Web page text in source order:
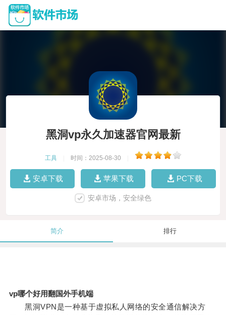
黑洞vp永久加速器官网最新
工具 时间：2025-08-30
安卓下载 苹果下载 PC下载
安卓市场，安全绿色
简介 排行
vp哪个好用翻国外手机端
黑洞VPN是一种基于虚拟私人网络的安全通信解决方